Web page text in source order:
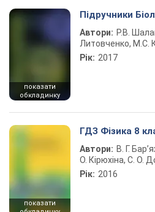
показати
обкладинку
Підручники
Автори: Р.В.
Литовченко, М.С.
Рік: 2017
показати
ГДЗ Фізика 8
Автори: В. Г.
О. Кірюхіна, С. О.
Рік: 2016